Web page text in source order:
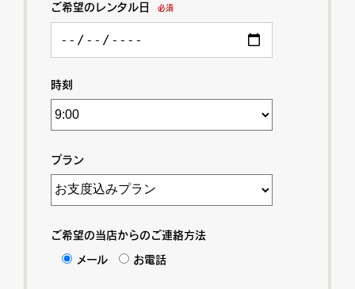
ご希望のレンタル日 必須
時刻
プラン
ご希望の当店からのご連絡方法
メール お電話